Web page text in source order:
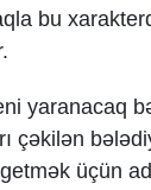
bu
yaranacaq
çəkilən
üçün